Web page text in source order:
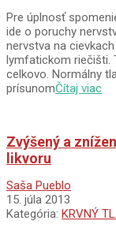
Pre úplnosť
ide o poruchy
nervstva na
lymfatickom riečišti.
celkovo. Normálny
prísunomČítaj viac
Zvýšený a
likvoru
2013-
07-
15
Saša Pueblo
15. júla 2013
Kategória: KRVNÝ